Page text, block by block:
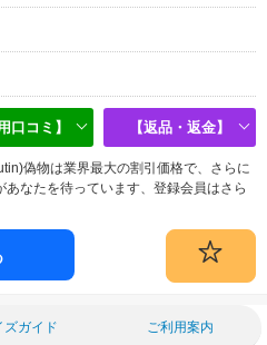
口コミ】 【返品・返金】
偽物は業界最大の割引価格で、さらに
あなたを待っています、登録会員はさら
ズガイド ご利用案内